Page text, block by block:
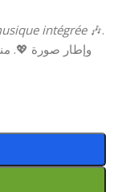
intégrée🎶.
وإطار صورة 💖.